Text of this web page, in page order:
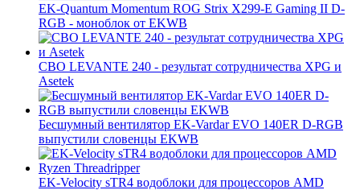
EK-Quantum Momentum ROG Strix X299-E Gaming II D-
RGB - моноблок от EKWB
СВО LEVANTE 240 - результат сотрудничества XPG и
Asetek
Бесшумный вентилятор EK-Vardar EVO 140ER D-RGB
выпустили словенцы EKWB
EK-Velocity sTR4 водоблоки для процессоров AMD